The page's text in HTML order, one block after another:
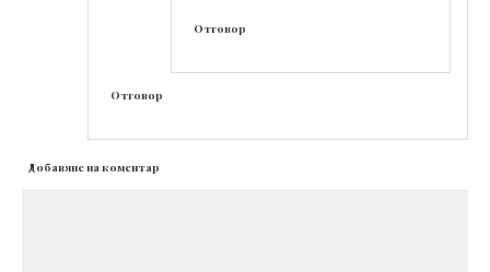
Отговор
Отговор
Добавяне на коментар